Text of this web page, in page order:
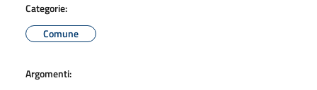
Categorie:
Comune
Argomenti: